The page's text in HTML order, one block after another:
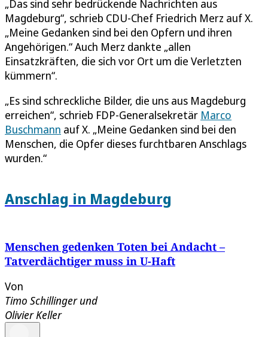
„Das sind sehr bedrückende Nachrichten aus
Magdeburg“, schrieb CDU-Chef Friedrich Merz auf X.
„Meine Gedanken sind bei den Opfern und ihren
Angehörigen.“ Auch Merz dankte „allen
Einsatzkräften, die sich vor Ort um die Verletzten
kümmern“.
„Es sind schreckliche Bilder, die uns aus Magdeburg
erreichen“, schrieb FDP-Generalsekretär Marco
Buschmann auf X. „Meine Gedanken sind bei den
Menschen, die Opfer dieses furchtbaren Anschlags
wurden.“
Anschlag in Magdeburg
Menschen gedenken Toten bei Andacht –
Tatverdächtiger muss in U-Haft
Von
Timo Schillingerund
Olivier Keller